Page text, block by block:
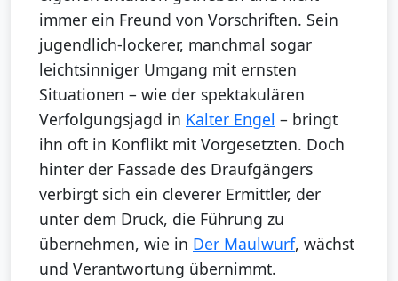
immer ein Freund von Vorschriften. Sein
jugendlich-lockerer, manchmal sogar
leichtsinniger Umgang mit ernsten
Situationen – wie der spektakulären
Verfolgungsjagd in Kalter Engel – bringt
ihn oft in Konflikt mit Vorgesetzten. Doch
hinter der Fassade des Draufgängers
verbirgt sich ein cleverer Ermittler, der
unter dem Druck, die Führung zu
übernehmen, wie in Der Maulwurf, wächst
und Verantwortung übernimmt.